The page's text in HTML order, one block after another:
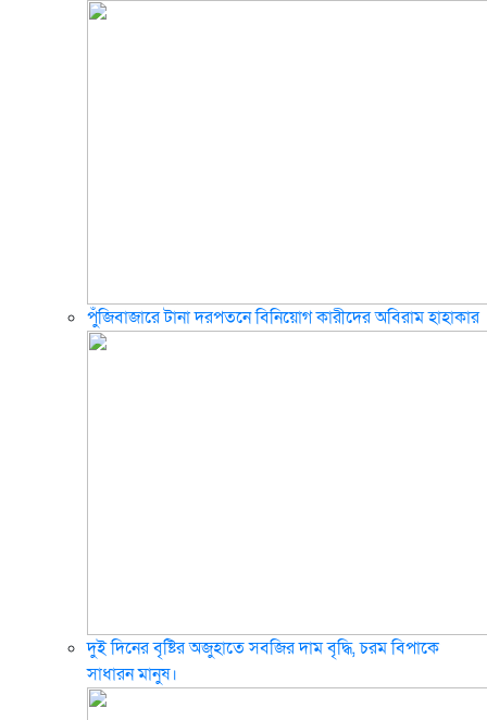
পুঁজিবাজারে টানা দরপতনে বিনিয়োগ কারীদের অবিরাম হাহাকার
দুই দিনের বৃষ্টির অজুহাতে সবজির দাম বৃদ্ধি, চরম বিপাকে
সাধারন মানুষ।